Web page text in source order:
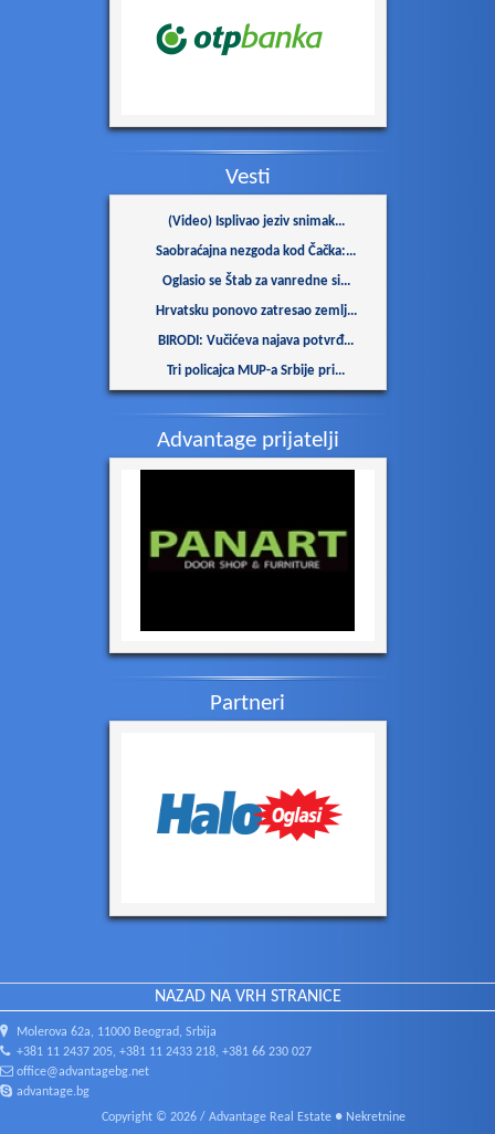
Vesti
Temperature u 11h: Najtoplije...
(Video) Isplivao jeziv snimak...
Hrvatsku ponovo zatresao zemlj...
BIRODI: Vučićeva najava potvrđ...
Tri policajca MUP-a Srbije pri...
Grupa „Volim Košutnjak“ sutra...
Sek od zvižduka do aplauza - K...
U hitnoj pomoći najviše se jav...
Jedna saobraćajna nezgoda u Le...
Tajfun „Delfin“ pogodio Japan:...
Na Žaračkoj planini gori više...
MOL grupa: Pregovori sa prodav...
Advantage prijatelji
Partneri
NAZAD NA VRH STRANICE
Molerova 62a, 11000 Beograd, Srbija
+381 11 2437 205, +381 11 2433 218, +381 66 230 027
office@advantagebg.net
advantage.bg
Copyright © 2026 / Advantage Real Estate ● Nekretnine